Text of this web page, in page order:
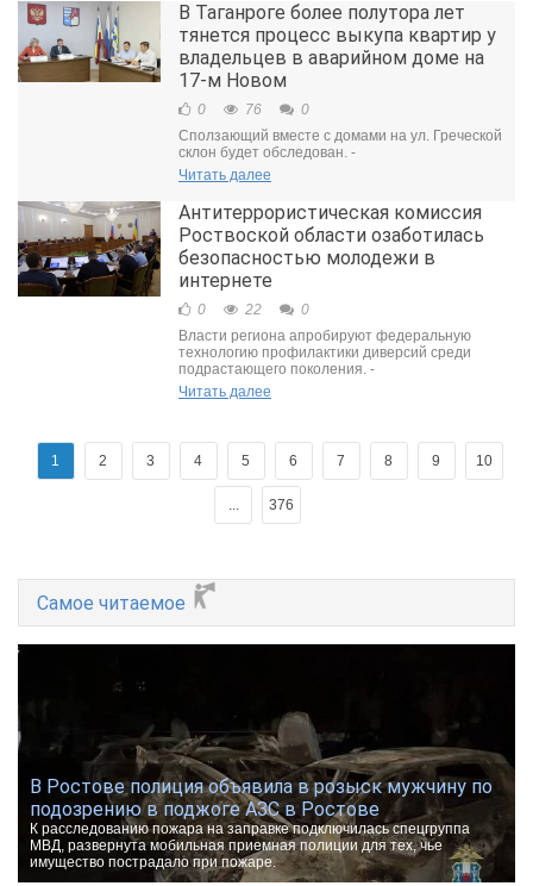
В Таганроге более полутора лет
тянется процесс выкупа квартир у
владельцев в аварийном доме на
17-м Новом
0 76
0
Сползающий вместе с домами на ул. Греческой
склон будет обследован. -
Читать далее
Антитеррористическая комиссия
Роствоской области озаботилась
безопасностью молодежи в
интернете
0 22
0
Власти региона апробируют федеральную
технологию профилактики диверсий среди
подрастающего поколения. -
Читать далее
1 2 3 4 5 6 7 8 9 10
... 376
Самое читаемое
В Ростове полиция объявила в розыск мужчину по
подозрению в поджоге АЗС в Ростове
К расследованию пожара на заправке подключилась спецгруппа
МВД, развернута мобильная приемная полиции для тех, чье
имущество пострадало при пожаре.